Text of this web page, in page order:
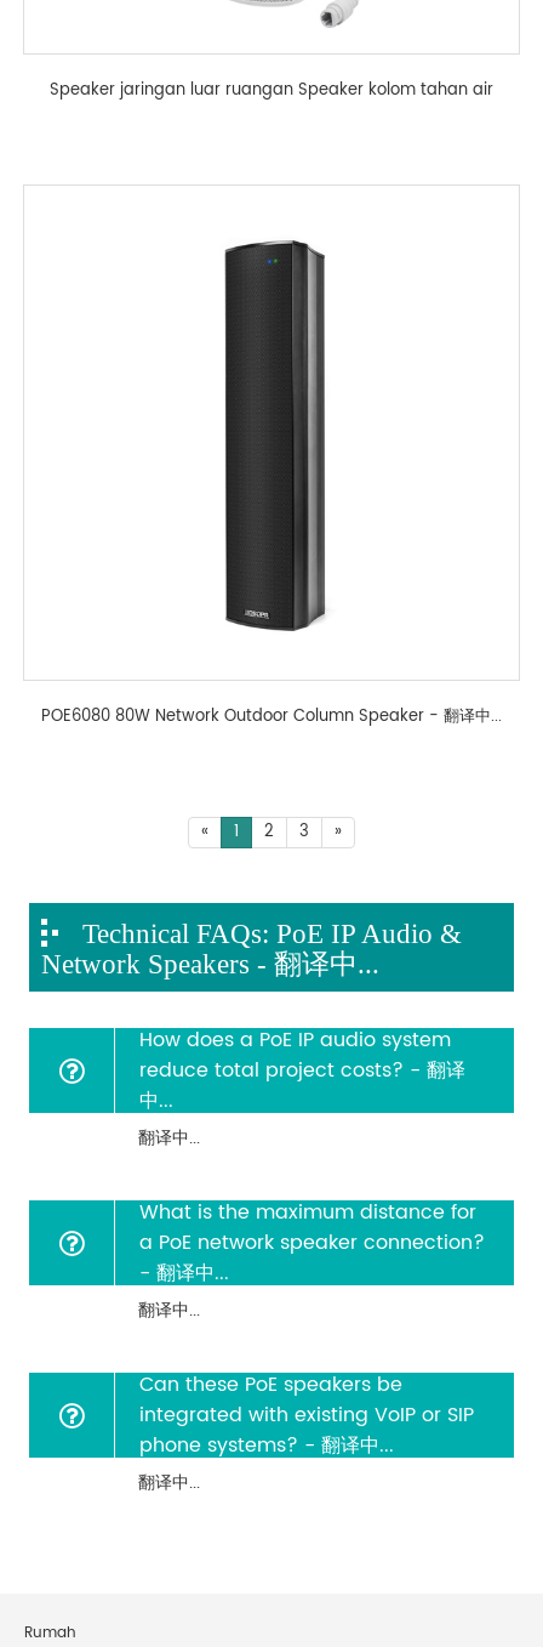
Speaker jaringan luar ruangan Speaker kolom tahan air
POE6080 80W Network Outdoor Column Speaker - 翻译中...
« 1 2 3 »
Technical FAQs: PoE IP Audio &
Network Speakers - 翻译中...
How does a PoE IP audio system
reduce total project costs? - 翻译
中...
翻译中...
What is the maximum distance for
a PoE network speaker connection?
- 翻译中...
翻译中...
Can these PoE speakers be
integrated with existing VoIP or SIP
phone systems? - 翻译中...
翻译中...
Rumah